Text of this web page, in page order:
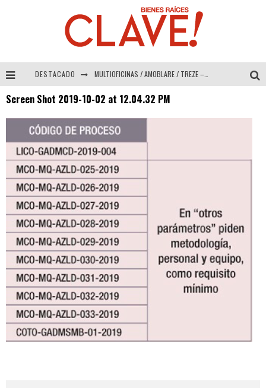
DESTACADO MULTIOFICINAS / AMOBLARE / TREZE – Especial Interiorismo & Decoración 2026
COLINEAL – Especial Interiorismo & Decoración 2026
Screen Shot 2019-10-02 at 12.04.32 PM